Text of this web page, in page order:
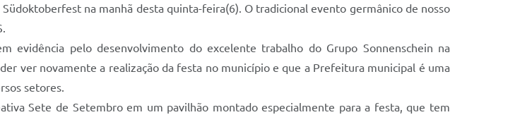
na manhã desta quinta-feira(6). O tradicional evento germânico de nosso
pelo desenvolvimento do excelente trabalho do Grupo Sonnenschein na
ver novamente a realização da festa no município e que a Prefeitura municipal é uma
setores.
Sete de Setembro em um pavilhão montado especialmente para a festa, que tem